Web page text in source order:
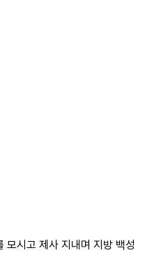
모시고 제사 지내며 지방 백성